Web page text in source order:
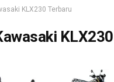
KLX230 Terbaru